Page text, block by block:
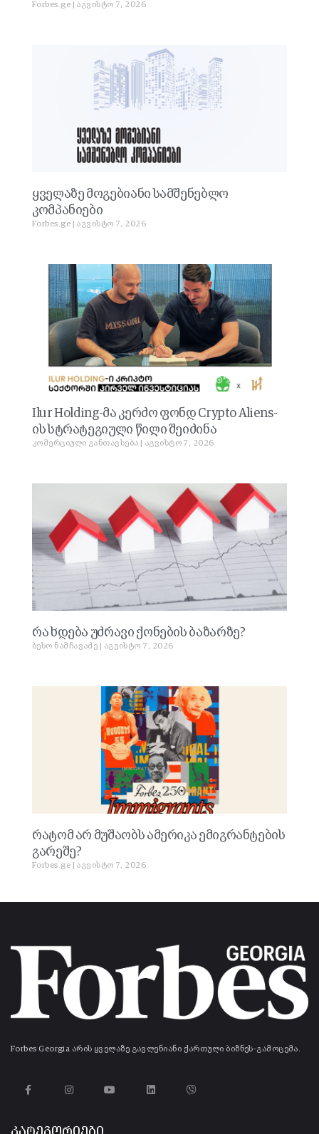
Forbes.ge აგვისტო 7, 2026
ყველაზე მოგებიანი სამშენებლო
კომპანიები
Forbes.ge აგვისტო 7, 2026
Ilur Holding-მა კერძო ფონდ Crypto Aliens-
ის სტრატეგიული წილი შეიძინა
კომერციული განთავსება აგვისტო 7, 2026
რა ხდება უძრავი ქონების ბაზარზე?
ბესო ნამჩავაძე აგვისტო 7, 2026
რატომ არ მუშაობს ამერიკა ემიგრანტების
გარეშე?
Forbes.ge აგვისტო 7, 2026
Forbes Georgia არის ყველაზე გავლენიანი ქართული ბიზნეს-გამოცემა.